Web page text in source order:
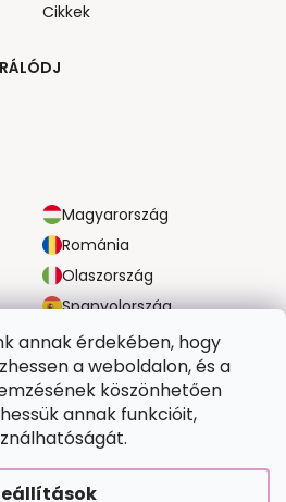
annak érdekében, hogy
a weboldalon, és a
köszönhetően
annak funkcióit,
Magyarország
Románia
Olaszország
Spanyolország
Ausztria
Cikkek